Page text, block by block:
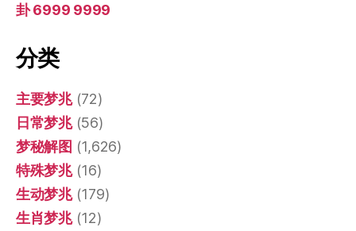
卦 6999 9999
分类
主要梦兆(72)
日常梦兆(56)
梦秘解图 (1,626)
特殊梦兆(16)
生动梦兆(179)
生肖梦兆(12)